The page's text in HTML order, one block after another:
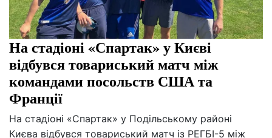
На стадіоні «Спартак» у Києві
відбувся товариський матч між
командами посольств США та
Франції
На стадіоні «Спартак» у Подільському районі
Києва відбувся товариський матч із РЕГБІ-5 між